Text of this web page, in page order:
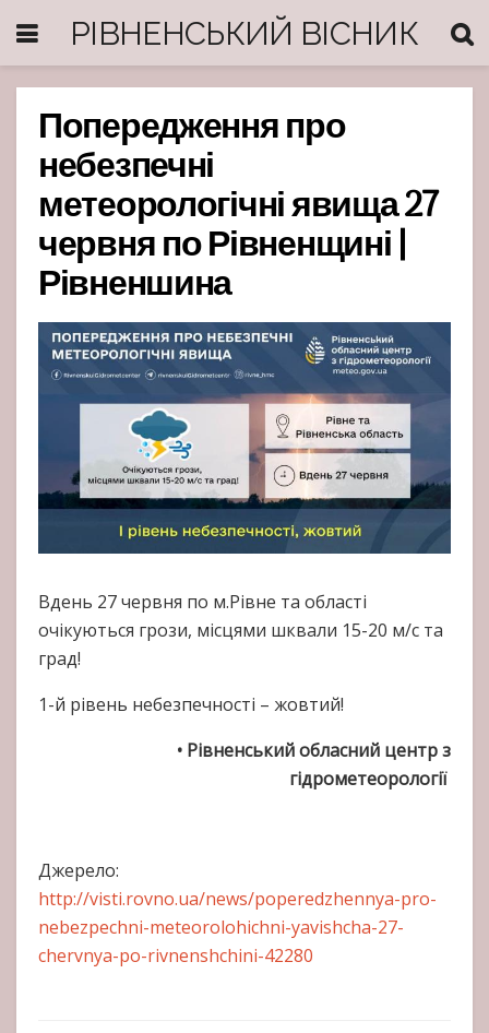
РІВНЕНСЬКИЙ ВІСНИК
Попередження про
небезпечні
метеорологічні явища 27
червня по Рівненщині |
Рівненшина
Вдень 27 червня по м.Рівне та області
очікуються грози, місцями шквали 15-20 м/с та
град!
1-й рівень небезпечності – жовтий!
• Рівненський обласний центр з
гідрометеорології
Джерело:
http://visti.rovno.ua/news/poperedzhennya-pro-
nebezpechni-meteorolohichni-yavishcha-27-
chervnya-po-rivnenshchini-42280